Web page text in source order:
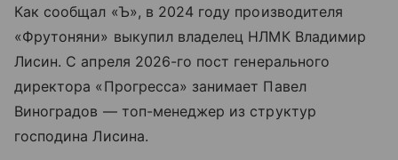
Как сообщал «Ъ», в 2024 году производителя
«Фрутоняни» выкупил владелец НЛМК Владимир
Лисин. С апреля 2026-го пост генерального
директора «Прогресса» занимает Павел
Виноградов — топ-менеджер из структур
господина Лисина.